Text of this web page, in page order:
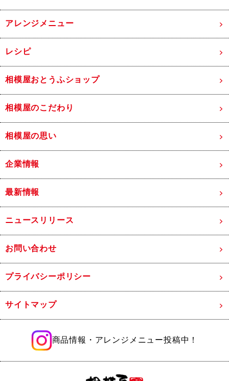
アレンジメニュー
レシピ
相模屋おとうふショップ
相模屋のこだわり
相模屋の思い
企業情報
最新情報
ニュースリリース
お問い合わせ
プライバシーポリシー
サイトマップ
商品情報・アレンジメニュー投稿中！